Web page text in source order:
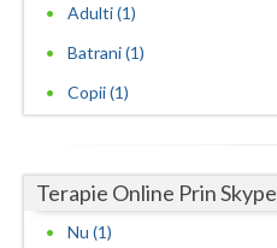
Neamt
Prahova
Salaj
Adulti (1)
Batrani (1)
Copii (1)
Terapie Online Prin Skype
Nu (1)